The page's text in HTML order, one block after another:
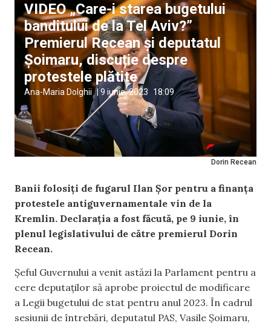
Dorin Recean
VIDEO „Care-i starea bugetului
banditului de la Tel Aviv?”
Premierul Recean și deputatul
Șoimaru, discuție despre
protestele plătite
Ana-Maria Dolghii 9 iunie, 2023 18:09
Banii folosiți de fugarul Ilan Șor pentru a finanța
protestele antiguvernamentale vin de la
Kremlin. Declarația a fost făcută, pe 9 iunie, în
plenul legislativului de către premierul Dorin
Recean.
Șeful Guvernului a venit astăzi la Parlament pentru a
cere deputaților să aprobe proiectul de modificare
a Legii bugetului de stat pentru anul 2023. În cadrul
sesiunii de întrebări, deputatul PAS, Vasile Șoimaru,